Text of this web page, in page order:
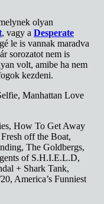
olyan
, vagy a Desperate
le is vannak maradva
sorozatot nem is
volt, amibe ha nem
kezdeni.
Manhattan Love
How To Get Away
off the Boat,
The Goldbergs,
of S.H.I.E.L.D,
+ Shark Tank,
America’s Funniest